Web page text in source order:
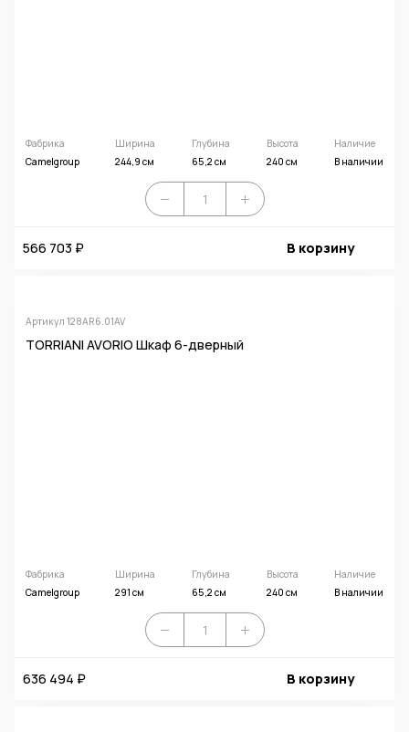
Фабрика
Camelgroup
Ширина
244,9 см
Глубина
65,2 см
Высота
240 см
Наличие
В наличии
566 703 ₽ В корзину
Артикул 128AR6.01AV
TORRIANI AVORIO Шкаф 6-дверный
Фабрика
Camelgroup
Ширина
291 см
Глубина
65,2 см
Высота
240 см
Наличие
В наличии
636 494 ₽ В корзину